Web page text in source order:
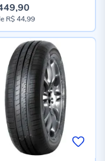
R$ 44,99